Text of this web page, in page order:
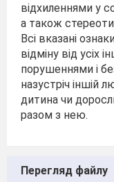
відхиленнями у
а також
Всі вказані
відміну від усіх
порушеннями і
назустріч іншій
дитина чи
разом з нею.
Перегляд файлу